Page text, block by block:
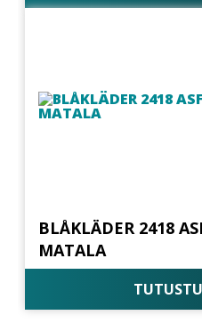
BLÅKLÄDER 2418
MATALA